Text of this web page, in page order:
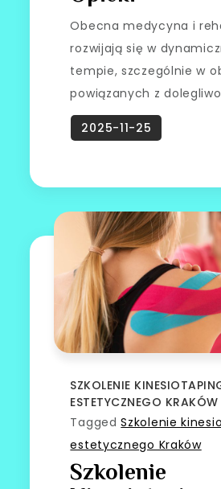
Obecna medycyna i
rozwijają się w
tempie, szczególnie w
powiązanych z
SZKOLENIE
ESTETYCZNEGO KRAKÓW
TaggedSzkolenie
estetycznego Kraków
Szkolenie